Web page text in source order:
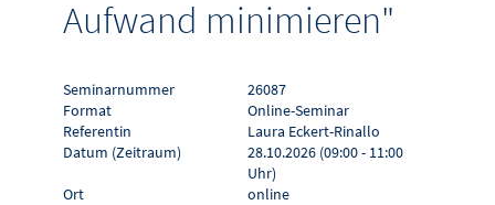
Aufwand minimieren"
Seminarnummer
26087
Format
Online-Seminar
Referentin
Laura Eckert-Rinallo
Datum (Zeitraum)
28.10.2026 (09:00 - 11:00
Uhr)
Ort
online